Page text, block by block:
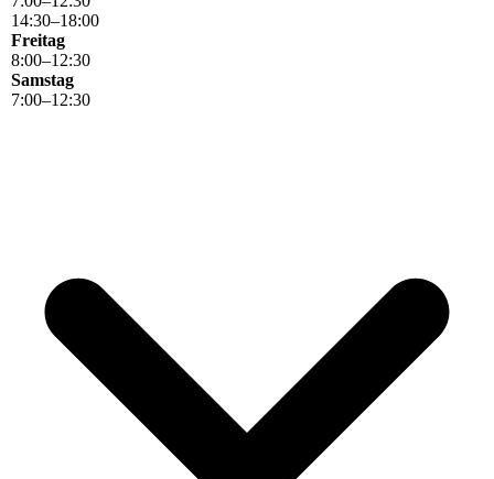
14:30–18:00
Freitag
8:00–12:30
Samstag
7:00–12:30